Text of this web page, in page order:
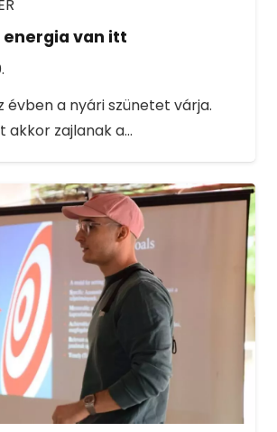
van itt
évben a nyári szünetet várja.
akkor zajlanak a…